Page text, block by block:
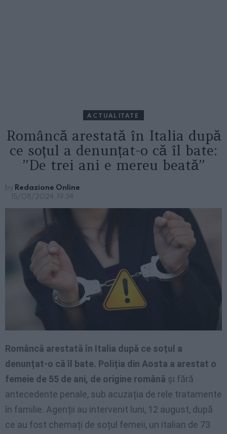
ACTUALITATE
Româncă arestată în Italia după
ce soțul a denunțat-o că îl bate:
”De trei ani e mereu beată”
by Redazione Online
15/08/2024, 19:34
Româncă arestată în Italia după ce soțul a
denunțat-o că îl bate. Poliția din Aosta a arestat o
femeie de 55 de ani, de origine română și fără
antecedente penale, sub acuzația de rele tratamente
în familie. Agenții au intervenit luni, 12 august, după
ce au fost chemați de soțul femeii, un italian de 73